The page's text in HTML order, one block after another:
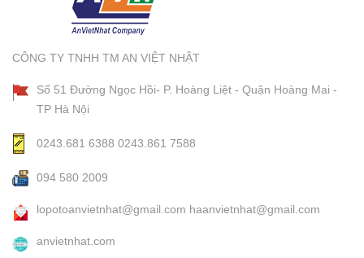
CÔNG TY TNHH TM AN VIỆT NHẬT
Số 51 Đường Ngọc Hồi- P. Hoàng Liệt - Quận Hoàng Mai -
TP Hà Nội
0243.681 6388 0243.861 7588
094 580 2009
lopotoanvietnhat@gmail.com haanvietnhat@gmail.com
anvietnhat.com